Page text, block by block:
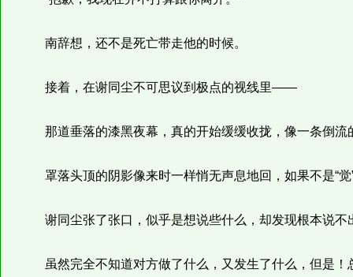
南辞想，还不是死亡带走他的时候。
接着，在谢同尘不可思议到极点的视线里——
那道垂落的漆黑夜幕，真的开始缓缓收拢，像一条倒流
罩落头顶的阴影像来时一样悄无声息地回，如果不是“觉
谢同尘张了张口，似乎是想说些什么，却发现根本说不
虽然完全不知道对方做了什么，又发生了什么，但是